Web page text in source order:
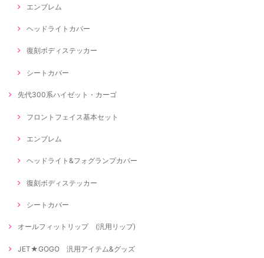
エンブレム
ヘッドライトカバー
復刻ボディステッカー
シートカバー
先代300系ハイゼット・カーゴ
フロントフェイス基本セット
エンブレム
ヘッドライト&フォグランプカバー
復刻ボディステッカー
シートカバー
オールフィットリップ (汎用リップ)
JET★GOGO 汎用アイテム&グッズ